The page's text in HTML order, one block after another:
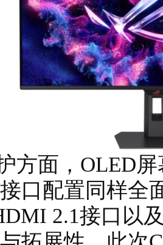
方面，OLED
口配置同样全
2.1接口以